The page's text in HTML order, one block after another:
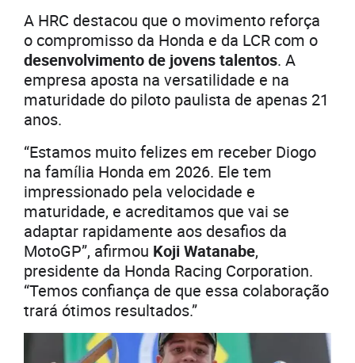
A HRC destacou que o movimento reforça
o compromisso da Honda e da LCR com o
desenvolvimento de jovens talentos. A
empresa aposta na versatilidade e na
maturidade do piloto paulista de apenas 21
anos.
“Estamos muito felizes em receber Diogo
na família Honda em 2026. Ele tem
impressionado pela velocidade e
maturidade, e acreditamos que vai se
adaptar rapidamente aos desafios da
MotoGP”, afirmou Koji Watanabe,
presidente da Honda Racing Corporation.
“Temos confiança de que essa colaboração
trará ótimos resultados.”